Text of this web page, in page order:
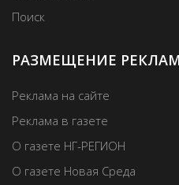
Поиск
РАЗМЕЩЕНИЕ
Реклама на сайте
Реклама в газете
О газете НГ-РЕГИОН
О газете Новая Среда